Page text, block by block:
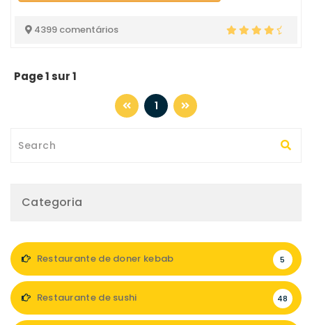
4399 comentários
Page 1 sur 1
1
Categoria
Restaurante de doner kebab 5
Restaurante de sushi 48